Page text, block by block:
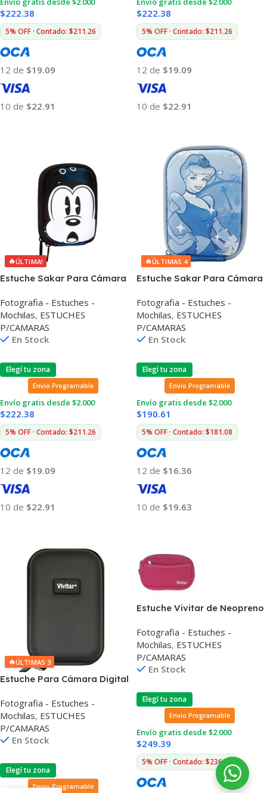
$222.38
5% OFF · Contado: $211.26
12 de $19.09
10 de $22.91
$222.38
5% OFF · Contado: $211.26
12 de $19.09
10 de $22.91
🔥ÚLTIMA!
Estuche Sakar Para Cámara
Fotografia - Estuches -
Mochilas, ESTUCHES
P/CAMARAS
En Stock
Elegí tu zona
Envio Programable
Envío gratis desde $2.000
$222.38
5% OFF · Contado: $211.26
12 de $19.09
10 de $22.91
🔥ÚLTIMAS 4
Estuche Sakar Para Cámara
Fotografia - Estuches -
Mochilas, ESTUCHES
P/CAMARAS
En Stock
Elegí tu zona
Envio Programable
Envío gratis desde $2.000
$190.61
5% OFF · Contado: $181.08
12 de $16.36
10 de $19.63
🔥ÚLTIMAS 3
Estuche Para Cámara Digital
Fotografia - Estuches -
Mochilas, ESTUCHES
P/CAMARAS
En Stock
Elegí tu zona
Envio Programable
Estuche Vivitar de Neopreno
Fotografia - Estuches -
Mochilas, ESTUCHES
P/CAMARAS
En Stock
Elegí tu zona
Envio Programable
Envío gratis desde $2.000
$249.39
5% OFF · Contado: $236.92